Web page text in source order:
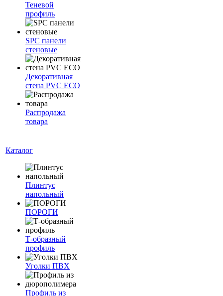
Теневой
профиль
SPC панели
стеновые
Декоративная
стена PVC ECO
Распродажа
товара
Каталог
Плинтус
напольный
ПОРОГИ
Т-образный
профиль
Уголки ПВХ
Профиль из